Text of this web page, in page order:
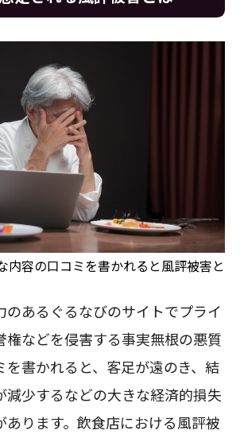
内容の口コミを書かれると風評被害と
のあるぐるなびのサイトでプライ
権などを侵害する事実無根の悪質
を書かれると、客足が遠のき、結
減少するなどの大きな経済的損失
あります。飲食店における風評被